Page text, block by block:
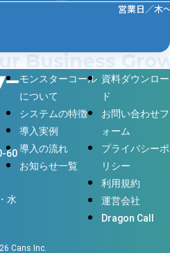
営業日／木
Business
60
水
モンスターコール
について
システムの特徴
導入実例
導入の流れ
お知らせ一覧
資料ダウンロー
ド
お問い合わせフ
ォーム
プライバシーポ
リシー
利用規約
運営会社
Dragon Call
Cans Inc.